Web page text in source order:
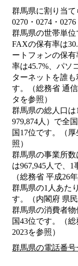
群馬県に割り当て
0270・0274・
群馬県の世帯単位
FAXの保有率は
ートフォンの保
率は45.7%、パソ
ターネットを誰
す。（総務省 通
タを参照）
群馬県の総人口は
979,874人）で全
国17位です。（
照）
群馬県の事業所数
は967,945人で、1
（総務省 平成26
群馬県の1人あた
す。（内閣府 県
群馬県の消費者
国43位です。（
2023を参照）
群馬県の電話番号